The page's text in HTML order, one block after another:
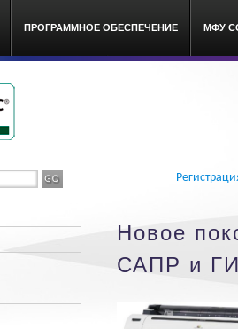
ПРОГРАММНОЕ ОБЕСПЕЧЕНИЕ МФУ
Новое
САПР и